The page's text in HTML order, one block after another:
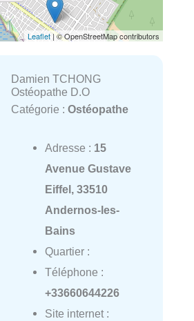
Leaflet| © OpenStreetMap contributors
Damien TCHONG
Ostéopathe D.O
Catégorie : Ostéopathe
Adresse : 15
Avenue Gustave
Eiffel, 33510
Andernos-les-
Bains
Quartier :
Téléphone :
+33660644226
Site internet :